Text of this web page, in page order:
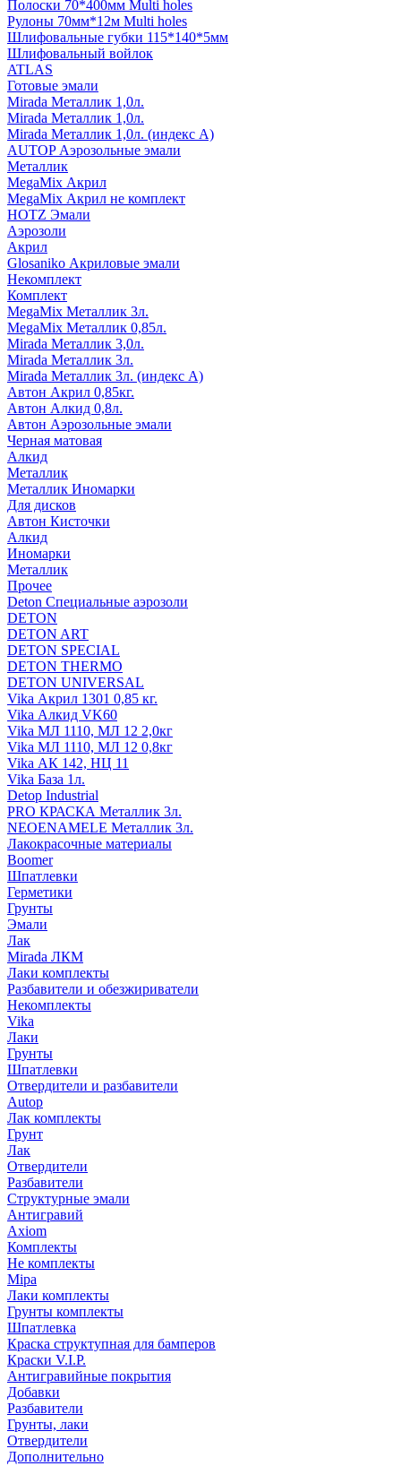
Полоски 70*400мм Multi holes
Рулоны 70мм*12м Multi holes
Шлифовальные губки 115*140*5мм
Шлифовальный войлок
ATLAS
Готовые эмали
Mirada Металлик 1,0л.
Mirada Металлик 1,0л.
Mirada Металлик 1,0л. (индекс А)
AUTOP Аэрозольные эмали
Металлик
MegaMix Акрил
MegaMix Акрил не комплект
HOTZ Эмали
Аэрозоли
Акрил
Glosaniko Акриловые эмали
Некомплект
Комплект
MegaMix Металлик 3л.
MegaMix Металлик 0,85л.
Mirada Металлик 3,0л.
Mirada Металлик 3л.
Mirada Металлик 3л. (индекс А)
Автон Акрил 0,85кг.
Автон Алкид 0,8л.
Автон Аэрозольные эмали
Черная матовая
Алкид
Металлик
Металлик Иномарки
Для дисков
Автон Кисточки
Алкид
Иномарки
Металлик
Прочее
Deton Специальные аэрозоли
DETON
DETON ART
DETON SPECIAL
DETON THERMO
DETON UNIVERSAL
Vika Акрил 1301 0,85 кг.
Vika Алкид VK60
Vika МЛ 1110, МЛ 12 2,0кг
Vika МЛ 1110, МЛ 12 0,8кг
Vika АК 142, НЦ 11
Vika База 1л.
Detop Industrial
PRO КРАСКА Металлик 3л.
NEOENAMELE Металлик 3л.
Лакокрасочные материалы
Boomer
Шпатлевки
Герметики
Грунты
Эмали
Лак
Mirada ЛКМ
Лаки комплекты
Разбавители и обезжириватели
Некомплекты
Vika
Лаки
Грунты
Шпатлевки
Отвердители и разбавители
Autop
Лак комплекты
Грунт
Лак
Отвердители
Разбавители
Структурные эмали
Антигравий
Axiom
Комплекты
Не комплекты
Mipa
Лаки комплекты
Грунты комплекты
Шпатлевка
Краска структупная для бамперов
Краски V.I.P.
Антигравийные покрытия
Добавки
Разбавители
Грунты, лаки
Отвердители
Дополнительно